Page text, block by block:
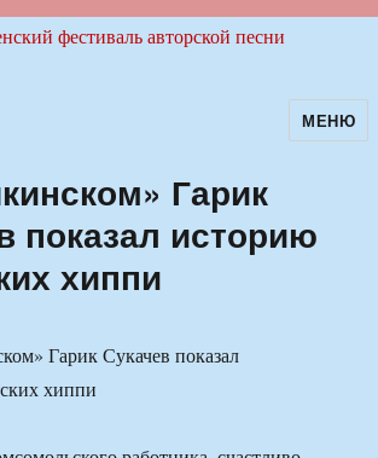
фестиваль авторскойМЕНЮ
Гарик
показал историю
хиппи